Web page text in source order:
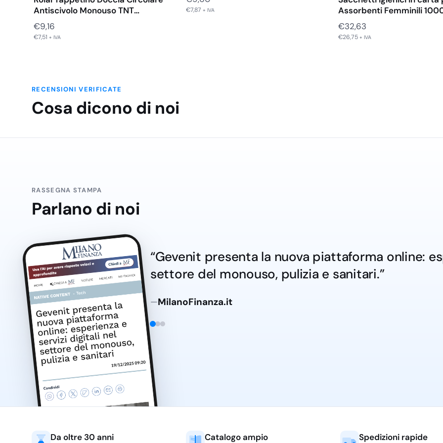
Antiscivolo Monouso TNT
Solarium…
€9,16
€7,51 + IVA
€7,87 + IVA
Assorbenti Femminili
€32,63
€26,75 + IVA
RECENSIONI VERIFICATE
Cosa dicono di noi
RASSEGNA STAMPA
Parlano di noi
“Gevenit presenta la nuova piattaforma online:
settore del monouso, pulizia e sanitari.”
—MilanoFinanza.it
Da oltre 30 anni Catalogo ampio Spedizioni rapide